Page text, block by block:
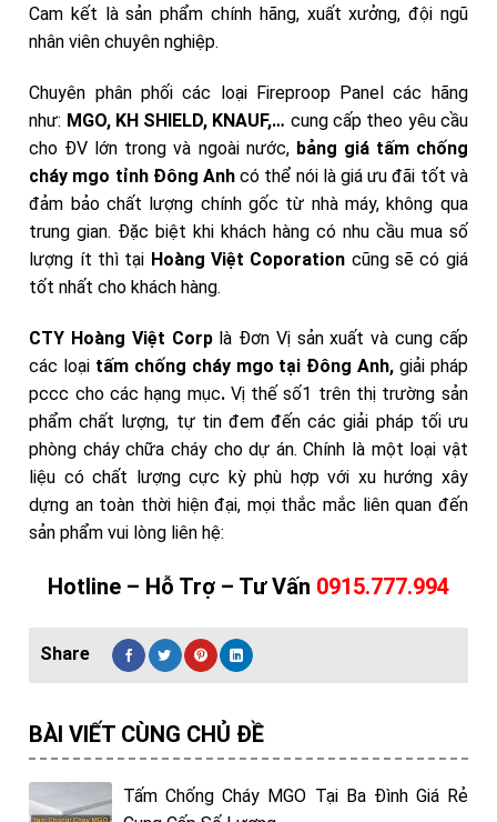
Cam kết là sản phẩm chính hãng, xuất xưởng, đội ngũ
nhân viên chuyên nghiệp.
Chuyên phân phối các loại Fireproop Panel các hãng
như: MGO, KH SHIELD, KNAUF,… cung cấp theo yêu cầu
cho ĐV lớn trong và ngoài nước, bảng giá tấm chống
cháy mgo tỉnh Đông Anh có thể nói là giá ưu đãi tốt và
đảm bảo chất lượng chính gốc từ nhà máy, không qua
trung gian. Đặc biệt khi khách hàng có nhu cầu mua số
lượng ít thì tại Hoàng Việt Coporation cũng sẽ có giá
tốt nhất cho khách hàng.
CTY Hoàng Việt Corplà Đơn Vị sản xuất và cung cấp
các loại tấm chống cháy mgo tại Đông Anh, giải pháp
pccc cho các hạng mục.Vị thế số1 trên thị trường sản
phẩm chất lượng, tự tin đem đến các giải pháp tối ưu
phòng cháy chữa cháy cho dự án. Chính là một loại vật
liệu có chất lượng cực kỳ phù hợp với xu hướng xây
dựng an toàn thời hiện đại, mọi thắc mắc liên quan đến
sản phẩm vui lòng liên hệ:
Hotline – Hỗ Trợ – Tư Vấn 0915.777.994
BÀI VIẾT CÙNG CHỦ ĐỀ
Tấm Chống Cháy MGO Tại Ba Đình Giá Rẻ